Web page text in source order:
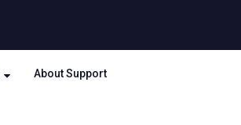
About Support